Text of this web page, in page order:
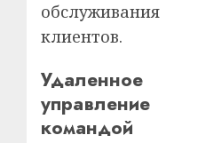
обслуживания
клиентов.
Удаленное
управление
командой